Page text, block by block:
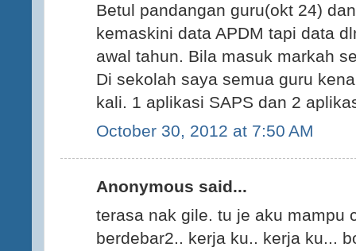
Betul pandangan guru(okt 24)
kemaskini data APDM tapi data
awal tahun. Bila masuk markah
Di sekolah saya semua guru
kali. 1 aplikasi SAPS dan 2
October 30, 2012 at 7:50 AM
Anonymous said...
terasa nak gile. tu je aku mampu
berdebar2.. kerja ku.. kerja ku...